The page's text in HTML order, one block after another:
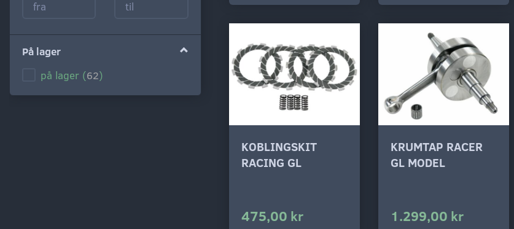
På lager
på lager (62)
KOBLINGSKIT
RACING GL
475,00 kr
KRUMTAP RACER
GL MODEL
1.299,00 kr